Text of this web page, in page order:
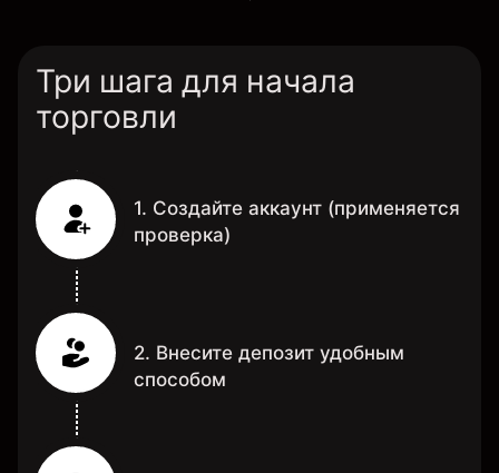
Три шага для начала
торговли
1. Создайте аккаунт (применяется
проверка)
2. Внесите депозит удобным
способом